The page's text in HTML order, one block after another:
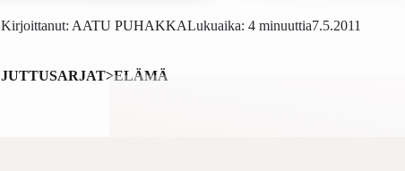
7.5.2011
Kirjoittanut: AATU PUHAKKALukuaika: 4 minuuttia
JUTTUSARJAT>ELÄMÄ